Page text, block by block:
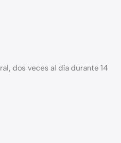
dos veces al día durante 14